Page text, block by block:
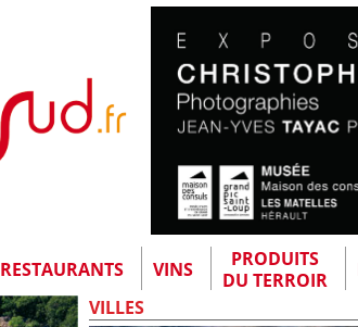
RESTAURANTS VINS
PRODUITS
DU TERROIR
VILLES